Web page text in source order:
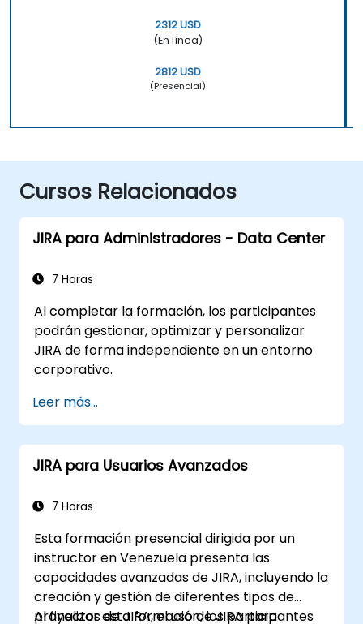
2312 USD
(En línea)
2812 USD
(Presencial)
Cursos Relacionados
JIRA para Administradores - Data Center
7 Horas
Al completar la formación, los participantes
podrán gestionar, optimizar y personalizar
JIRA de forma independiente en un entorno
corporativo.
Leer más...
JIRA para Usuarios Avanzados
7 Horas
Esta formación presencial dirigida por un
instructor en Venezuela presenta las
capacidades avanzadas de JIRA, incluyendo la
creación y gestión de diferentes tipos de
proyectos de JIRA, el uso de JIRA para
Al finalizar esta formación, los participantes